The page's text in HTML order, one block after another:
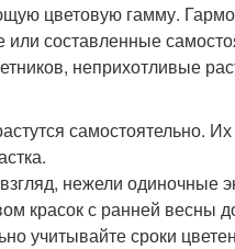
цветовую гамму.
составленные
неприхотливые
самостоятельно.
нежели одиночные
красок с ранней весны
учитывайте сроки